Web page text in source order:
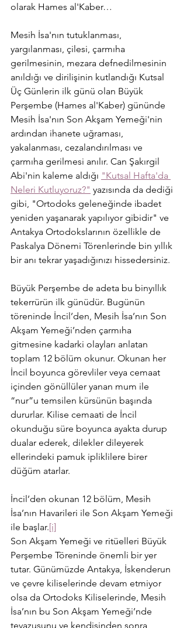
olarak Hames al'Kaber…
Mesih İsa'nın tutuklanması,
yargılanması, çilesi, çarmıha
gerilmesinin, mezara defnedilmesinin
anıldığı ve dirilişinin kutlandığı Kutsal
Üç Günlerin ilk günü olan Büyük
Perşembe (Hames al'Kaber) gününde
Mesih İsa'nın Son Akşam Yemeği'nin
ardından ihanete uğraması,
yakalanması, cezalandırılması ve
çarmıha gerilmesi anılır. Can Şakırgil
Abi'nin kaleme aldığı "Kutsal Hafta'da
Neleri Kutluyoruz?" yazısında da dediği
gibi, "Ortodoks geleneğinde ibadet
yeniden yaşanarak yapılıyor gibidir" ve
Antakya Ortodokslarının özellikle de
Paskalya Dönemi Törenlerinde bin yıllık
bir anı tekrar yaşadığınızı hissedersiniz.
Büyük Perşembe de adeta bu binyıllık
tekerrürün ilk günüdür. Bugünün
töreninde İncil’den, Mesih İsa’nın Son
Akşam Yemeği’nden çarmıha
gitmesine kadarki olayları anlatan
toplam 12 bölüm okunur. Okunan her
İncil boyunca görevliler veya cemaat
içinden gönüllüler yanan mum ile
“nur”u temsilen kürsünün başında
dururlar. Kilise cemaati de İncil
okunduğu süre boyunca ayakta durup
dualar ederek, dilekler dileyerek
ellerindeki pamuk ipliklilere birer
düğüm atarlar.
İncil’den okunan 12 bölüm, Mesih
İsa’nın Havarileri ile Son Akşam Yemeği
ile başlar.[i]
Son Akşam Yemeği ve ritüelleri Büyük
Perşembe Töreninde önemli bir yer
tutar. Günümüzde Antakya, İskenderun
ve çevre kiliselerinde devam etmiyor
olsa da Ortodoks Kiliselerinde, Mesih
İsa’nın bu Son Akşam Yemeği’nde
tevazusunu ve kendisinden sonra